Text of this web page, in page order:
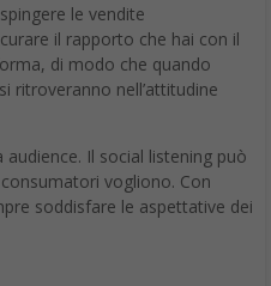
di modo che quando
ritroveranno nell’attitudine
Il social listening può
vogliono. Con
soddisfare le aspettative dei